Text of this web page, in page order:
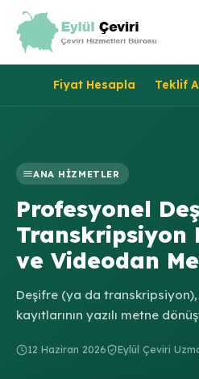
Fiyat Hesapla Teklif
ANA HIZMETLER
Profesyonel
Transkripsiyon
ve Videodan
Deşifre (ya da
kayıtlarının yazılı metne
12 Haziran 2026 Eylül Çeviri